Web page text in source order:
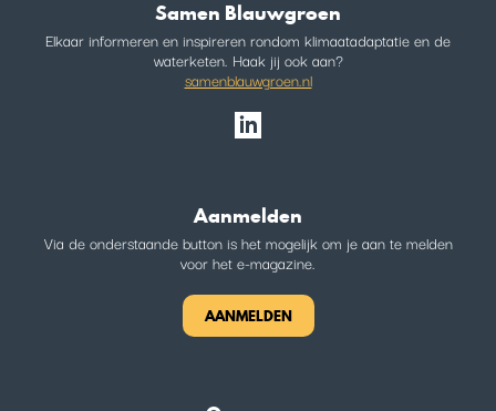
Samen Blauwgroen
Elkaar informeren en inspireren rondom klimaatadaptatie en de
waterketen. Haak jij ook aan?
samenblauwgroen.nl
Aanmelden
Via de onderstaande button is het mogelijk om je aan te melden
voor het e-magazine.
AANMELDEN